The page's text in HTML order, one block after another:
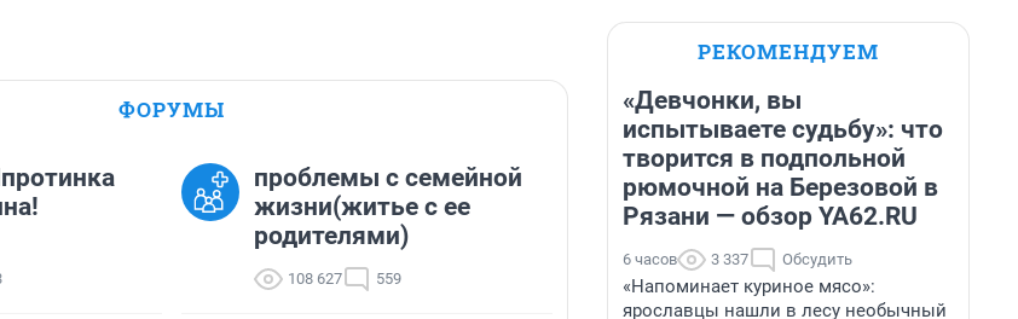
ФОРУМЫ
проблемы с семейной
жизни(житье с ее
родителями)
108 627 559
РЕКОМЕНДУЕМ
«Девчонки, вы
испытываете судьбу»: что
творится в подпольной
рюмочной на Березовой в
Рязани — обзор YA62.RU
6 часов 3 337 Обсудить
«Напоминает куриное мясо»:
ярославцы нашли в лесу необычный